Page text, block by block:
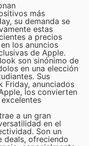
más
su demanda se
estas
a precios
los anuncios
de Apple.
son sinónimo de
en una elección
Sus
Friday, anunciados
los convierten
a un gran
en el
Son un
deals, ofreciendo